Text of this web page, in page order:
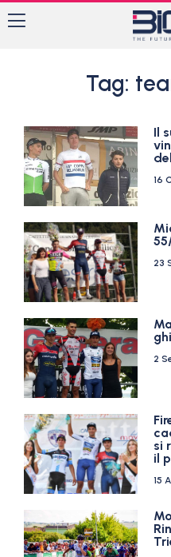
Tag:
Il
16
23
2
si
il
15